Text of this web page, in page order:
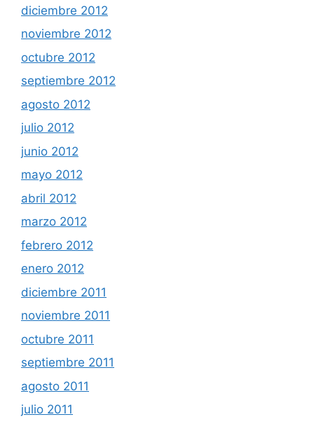
diciembre 2012
noviembre 2012
octubre 2012
septiembre 2012
agosto 2012
julio 2012
junio 2012
mayo 2012
abril 2012
marzo 2012
febrero 2012
enero 2012
diciembre 2011
noviembre 2011
octubre 2011
septiembre 2011
agosto 2011
julio 2011